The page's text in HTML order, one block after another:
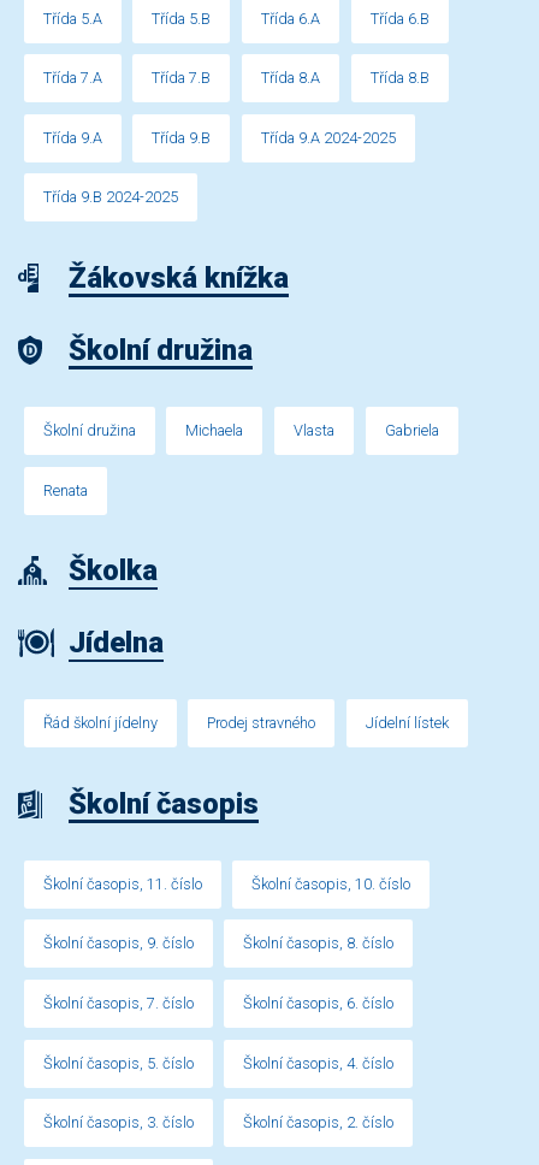
Třída 5.A Třída 5.B Třída 6.A Třída 6.B
Třída 7.A Třída 7.B Třída 8.A Třída 8.B
Třída 9.A Třída 9.B Třída 9.A 2024-2025
Třída 9.B 2024-2025
Žákovská knížka
Školní družina
Školní družina Michaela Vlasta Gabriela
Renata
Školka
Jídelna
Řád školní jídelny Prodej stravného Jídelní lístek
Školní časopis
Školní časopis, 11. číslo Školní časopis, 10. číslo
Školní časopis, 9. číslo Školní časopis, 8. číslo
Školní časopis, 7. číslo Školní časopis, 6. číslo
Školní časopis, 5. číslo Školní časopis, 4. číslo
Školní časopis, 3. číslo Školní časopis, 2. číslo